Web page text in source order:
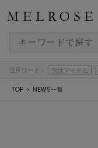
注目ワード： 別注アイテム
TOP NEWS一覧